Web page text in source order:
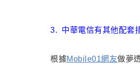
3. 中華電信有其他配套
根據Mobile01網友做夢